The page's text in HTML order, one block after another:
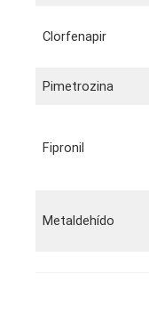
Clorfenapir
Pimetrozina
Fipronil
Metaldehído